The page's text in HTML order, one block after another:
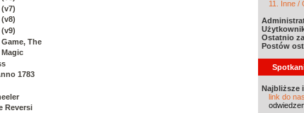
The
Magic
1783
Reversi
11. Inne /
Ostatnio
Postów
Najbliższe
link do